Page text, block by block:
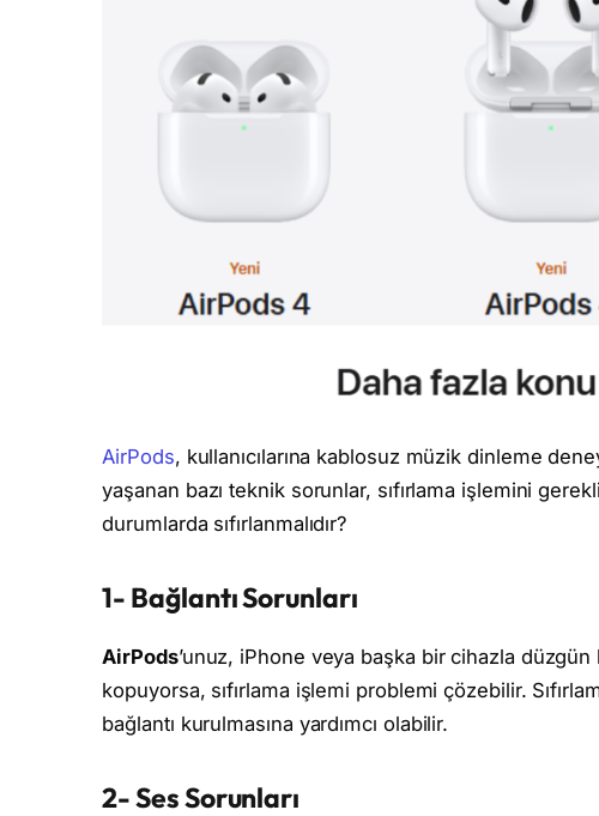
AirPods, kullanıcılarına kablosuz müzik dinleme
yaşanan bazı teknik sorunlar, sıfırlama işlemini
durumlarda sıfırlanmalıdır?
1- Bağlantı Sorunları
AirPods’unuz, iPhone veya başka bir cihazla
kopuyorsa, sıfırlama işlemi problemi çözebilir.
bağlantı kurulmasına yardımcı olabilir.
2- Ses Sorunları